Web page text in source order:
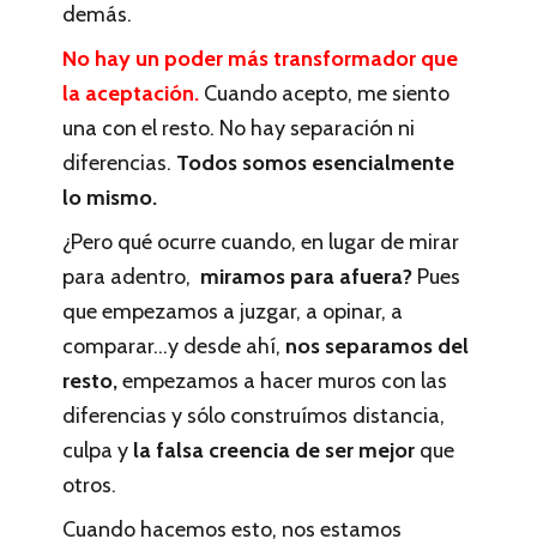
demás.
No hay un poder más transformador que
la aceptación. Cuando acepto, me siento
una con el resto. No hay separación ni
diferencias. Todos somos esencialmente
lo mismo.
¿Pero qué ocurre cuando, en lugar de mirar
para adentro, miramos para afuera? Pues
que empezamos a juzgar, a opinar, a
comparar…y desde ahí, nos separamos del
resto,empezamos a hacer muros con las
diferencias y sólo construímos distancia,
culpa y la falsa creencia de ser mejor que
otros.
Cuando hacemos esto, nos estamos